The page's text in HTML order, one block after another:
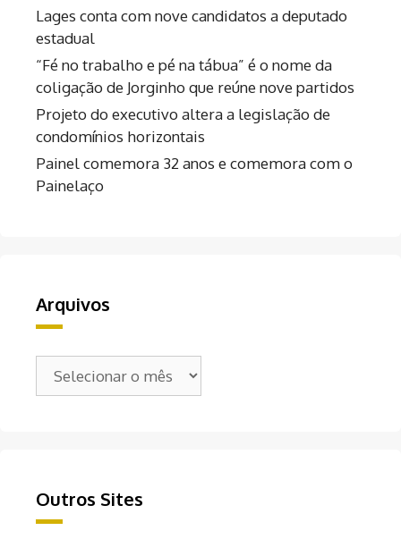
Lages conta com nove candidatos a deputado
estadual
“Fé no trabalho e pé na tábua” é o nome da
coligação de Jorginho que reúne nove partidos
Projeto do executivo altera a legislação de
condomínios horizontais
Painel comemora 32 anos e comemora com o
Painelaço
Arquivos
Arquivos
Outros Sites